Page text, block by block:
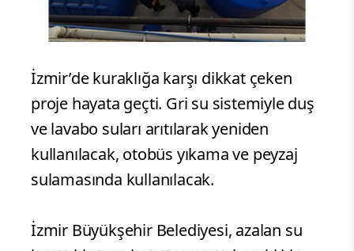
İzmir’de kuraklığa karşı dikkat çeken
proje hayata geçti. Gri su sistemiyle duş
ve lavabo suları arıtılarak yeniden
kullanılacak, otobüs yıkama ve peyzaj
sulamasında kullanılacak.
İzmir Büyükşehir Belediyesi, azalan su